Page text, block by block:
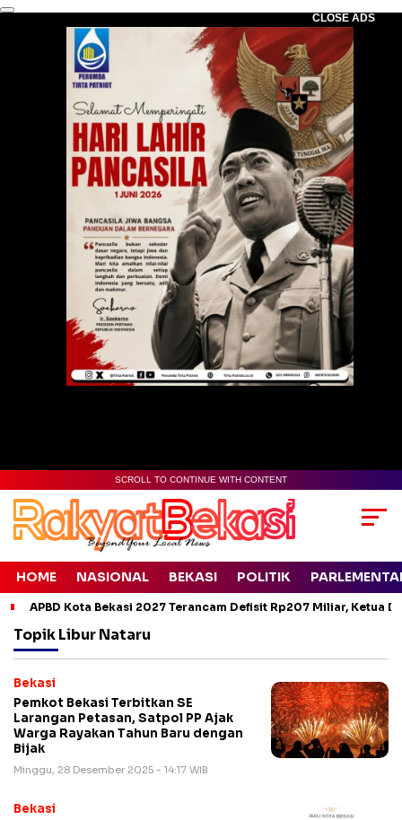
CLOSE ADS
SCROLL TO CONTINUE WITH CONTENT
HOME NASIONAL BEKASI POLITIK
APBD Kota Bekasi 2027 Terancam Defisit Rp207 Miliar, Ketua
Topik Libur Nataru
Bekasi
Pemkot Bekasi Terbitkan SE
Larangan Petasan, Satpol PP Ajak
Warga Rayakan Tahun Baru dengan
Bijak
Minggu, 28 Desember 2025 - 14:17 WIB
Bekasi